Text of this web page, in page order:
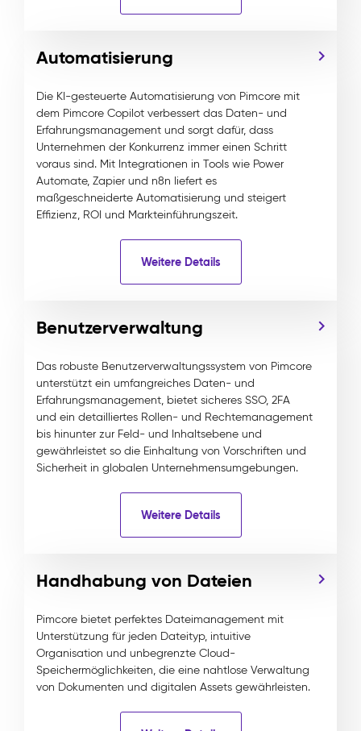
Automatisierung
Die KI-gesteuerte Automatisierung von Pimcore mit
dem Pimcore Copilot verbessert das Daten- und
Erfahrungsmanagement und sorgt dafür, dass
Unternehmen der Konkurrenz immer einen Schritt
voraus sind. Mit Integrationen in Tools wie Power
Automate, Zapier und n8n liefert es
maßgeschneiderte Automatisierung und steigert
Effizienz, ROI und Markteinführungszeit.
Weitere Details
Benutzerverwaltung
Das robuste Benutzerverwaltungssystem von Pimcore
unterstützt ein umfangreiches Daten- und
Erfahrungsmanagement, bietet sicheres SSO, 2FA
und ein detailliertes Rollen- und Rechtemanagement
bis hinunter zur Feld- und Inhaltsebene und
gewährleistet so die Einhaltung von Vorschriften und
Sicherheit in globalen Unternehmensumgebungen.
Weitere Details
Handhabung von Dateien
Pimcore bietet perfektes Dateimanagement mit
Unterstützung für jeden Dateityp, intuitive
Organisation und unbegrenzte Cloud-
Speichermöglichkeiten, die eine nahtlose Verwaltung
von Dokumenten und digitalen Assets gewährleisten.